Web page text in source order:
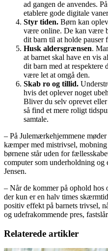
ad gangen de anvendes.
etablere gode digitale
Styr tiden. Børn kan
være online. De kan være
dit barn til at holde pauser
Husk aldersgrænsen.
at barnet skal have en vis
dit barn med at respektere
være let at omgå den.
Skab ro og tillid.
hvis det oplever noget
Bliver du selv oprevet
så find et mere roligt
samtale.
– På Julemærkehjemmene
kæmper med mistrivsel,
børnene står uden for
computer som underholdning
Jensen.
– Når de kommer på ophold hos
der kun er en halv times
positiv effekt på barnets trivsel,
og udefrakommende pres,
Relaterede artikler